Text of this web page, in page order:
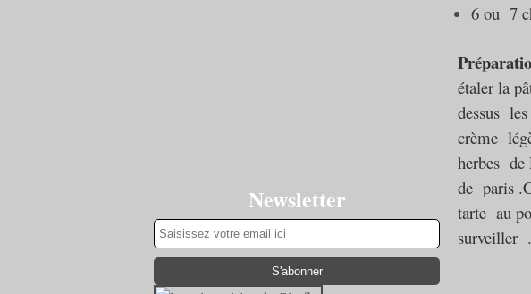
Newsletter
6 ou 7
étaler la
dessus
crème
herbes de
de paris .
tarte au
surveiller .